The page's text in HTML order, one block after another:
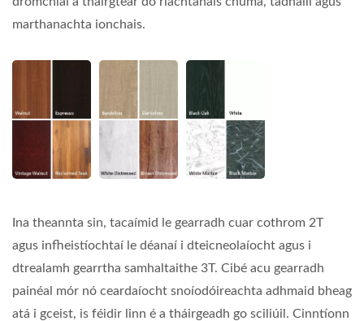
marthanachta ionchais.
Ina theannta sin, tacaímid le gearradh cuar cothrom 2T
agus infheistíochtaí le déanaí i dteicneolaíocht agus i
dtrealamh gearrtha samhaltaithe 3T. Cibé acu gearradh
painéal mór nó ceardaíocht snoíodóireachta adhmaid bheag
atá i gceist, is féidir linn é a tháirgeadh go sciliúil. Cinntíonn